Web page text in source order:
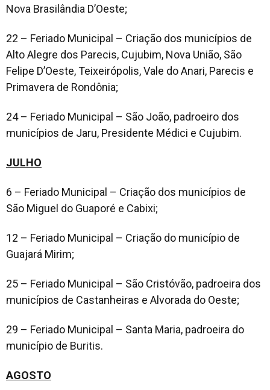
Nova Brasilândia D’Oeste;
22 – Feriado Municipal – Criação dos municípios de
Alto Alegre dos Parecis, Cujubim, Nova União, São
Felipe D’Oeste, Teixeirópolis, Vale do Anari, Parecis e
Primavera de Rondônia;
24 – Feriado Municipal – São João, padroeiro dos
municípios de Jaru, Presidente Médici e Cujubim.
JULHO
6 – Feriado Municipal – Criação dos municípios de
São Miguel do Guaporé e Cabixi;
12 – Feriado Municipal – Criação do município de
Guajará Mirim;
25 – Feriado Municipal – São Cristóvão, padroeira dos
municípios de Castanheiras e Alvorada do Oeste;
29 – Feriado Municipal – Santa Maria, padroeira do
município de Buritis.
AGOSTO